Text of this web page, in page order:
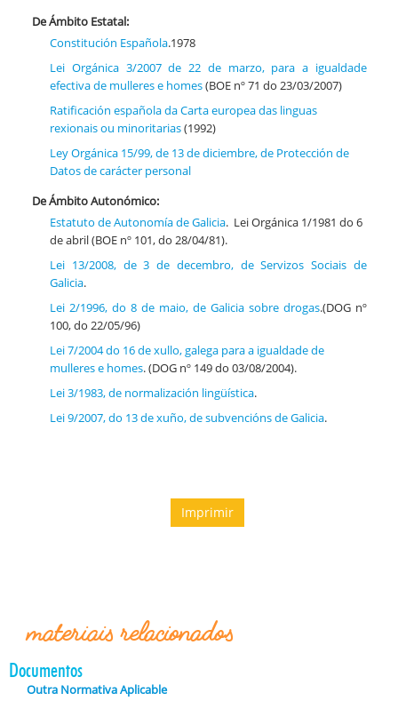
De Ámbito Estatal:
Constitución Española.1978
Lei Orgánica 3/2007 de 22 de marzo, para a igualdade
efectiva de mulleres e homes(BOE nº 71 do 23/03/2007)
Ratificación española da Carta europea das linguas
rexionais ou minoritarias(1992)
Ley Orgánica 15/99, de 13 de diciembre, de Protección de
Datos de carácter personal
De Ámbito Autonómico:
Estatuto de Autonomía de Galicia. Lei Orgánica 1/1981 do 6
de abril (BOE nº 101, do 28/04/81).
Lei 13/2008, de 3 de decembro, de Servizos Sociais de
Galicia.
Lei 2/1996, do 8 de maio, de Galicia sobre drogas.(DOG nº
100, do 22/05/96)
Lei 7/2004 do 16 de xullo, galega para a igualdade de
mulleres e homes. (DOG nº 149 do 03/08/2004).
Lei 3/1983, de normalización lingüística.
Lei 9/2007, do 13 de xuño, de subvencións de Galicia.
Imprimir
materiais relacionados
Documentos
Outra Normativa Aplicable